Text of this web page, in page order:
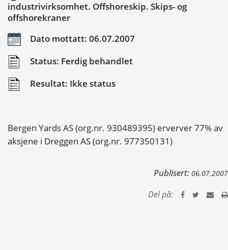
industrivirksomhet. Offshoreskip. Skips- og
offshorekraner
Dato mottatt: 06.07.2007
Status: Ferdig behandlet
Resultat: Ikke status
Bergen Yards AS (org.nr. 930489395) erverver 77% av
aksjene i Dreggen AS (org.nr. 977350131)
Publisert: 06.07.2007
Del på: